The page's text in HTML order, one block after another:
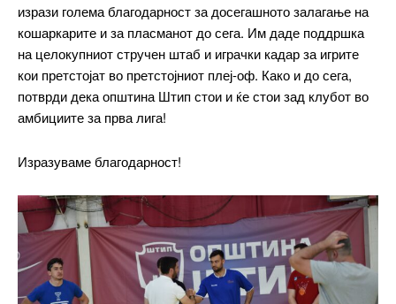
━ pricing plans
изрази голема благодарност за досегашното залагање на
кошаркарите и за пласманот до сега. Им даде поддршка
на целокупниот стручен штаб и играчки кадар за игрите
кои претстојат во претстојниот плеј-оф. Како и до сега,
потврди дека општина Штип стои и ќе стои зад клубот во
амбициите за прва лига!
Изразуваме благодарност!